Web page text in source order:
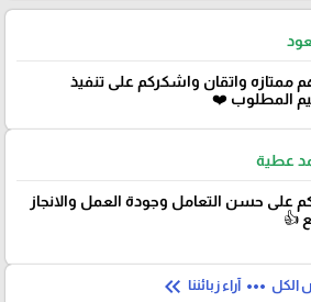
ممتازه واتقان واشكركم على تنفيذ
المطلوب ❤️
عطية
على حسن التعامل وجودة العمل والانجاز
👍
الكل more_horiz آراء زبائننا keyboard_double_arrow_left